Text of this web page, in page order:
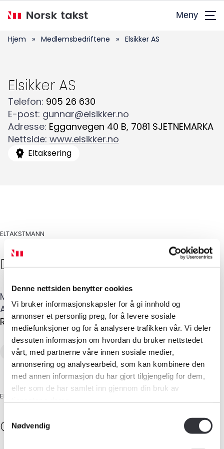
Denne nettsiden benytter cookies
Vi bruker informasjonskapsler for å gi innhold og
annonser et personlig preg, for å levere sosiale
mediefunksjoner og for å analysere trafikken vår. Vi deler
dessuten informasjon om hvordan du bruker nettstedet
vårt, med partnerne våre innen sosiale medier,
annonsering og analysearbeid, som kan kombinere den
med annen informasjon du har gjort tilgjengelig for dem,
eller som de har samlet inn gjennom din bruk av
Nødvendig
hovedinnhold
Meny
Søk
Medlemskap
Kurs og konferanser
Hjem » Medlemsbedriftene » Elsikker AS
Elsikker AS
Telefon: 905 26 630
E-post: gunnar@elsikker.no
Adresse: Egganvegen 40 B, 7081 SJETNEMARKA
Nettside: www.elsikker.no
Eltaksering
ELTAKSTMANN
Dag Roger Bråthen
Mobil E-post
Adresse: Magnus den Godes vei 22, 2322
RIDABU
Eltaksering
ELTAKSTMANN
Gunnar